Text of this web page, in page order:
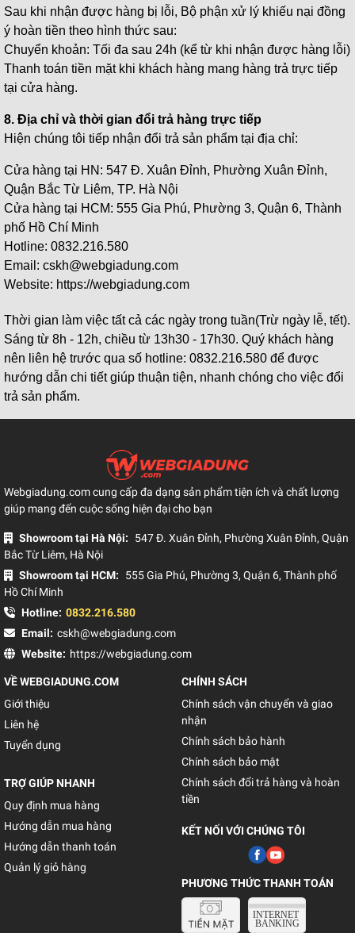
Sau khi nhận được hàng bị lỗi, Bộ phận xử lý khiếu nại đồng
ý hoàn tiền theo hình thức sau:
Chuyển khoản: Tối đa sau 24h (kể từ khi nhận được hàng lỗi)
Thanh toán tiền mặt khi khách hàng mang hàng trả trực tiếp
tại cửa hàng.
8. Địa chỉ và thời gian đổi trả hàng trực tiếp
Hiện chúng tôi tiếp nhận đổi trả sản phẩm tại địa chỉ:
Cửa hàng tại HN: 547 Đ. Xuân Đỉnh, Phường Xuân Đỉnh,
Quận Bắc Từ Liêm, TP. Hà Nội
Cửa hàng tại HCM: 555 Gia Phú, Phường 3, Quận 6, Thành
phố Hồ Chí Minh
Hotline: 0832.216.580
Email: cskh@webgiadung.com
Website: https://webgiadung.com
Thời gian làm việc tất cả các ngày trong tuần(Trừ ngày lễ, tết).
Sáng từ 8h - 12h, chiều từ 13h30 - 17h30. Quý khách hàng
nên liên hệ trước qua số hotline: 0832.216.580 để được
hướng dẫn chi tiết giúp thuận tiện, nhanh chóng cho việc đổi
trả sản phẩm.
Webgiadung.com cung cấp đa dạng sản phẩm tiện ích và chất lượng
giúp mang đến cuộc sống hiện đại cho bạn
Showroom tại Hà Nội:
547 Đ. Xuân Đỉnh, Phường Xuân Đỉnh, Quận
Bắc Từ Liêm, Hà Nội
Showroom tại HCM:
555 Gia Phú, Phường 3, Quận 6, Thành phố
Hồ Chí Minh
Hotline: 0832.216.580
Email: cskh@webgiadung.com
Website: https://webgiadung.com
VỀ WEBGIADUNG.COM
Giới thiệu
Liên hệ
Tuyển dụng
TRỢ GIÚP NHANH
Quy định mua hàng
Hướng dẫn mua hàng
Hướng dẫn thanh toán
Quản lý giỏ hàng
CHÍNH SÁCH
Chính sách vận chuyển và giao
nhận
Chính sách bảo hành
Chính sách bảo mật
Chính sách đổi trả hàng và hoàn
tiền
KẾT NỐI VỚI CHÚNG TÔI
PHƯƠNG THỨC THANH TOÁN